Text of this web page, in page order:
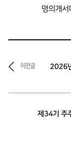
명의개
이전글 2026
제34기 주